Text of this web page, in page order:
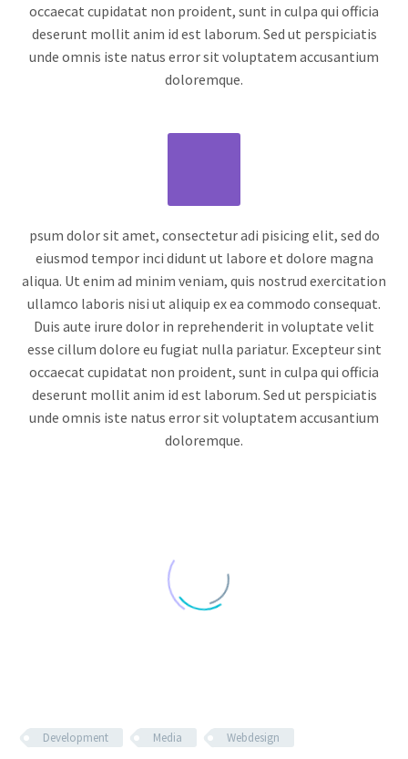
occaecat cupidatat non proident, sunt in culpa qui officia
deserunt mollit anim id est laborum. Sed ut perspiciatis
unde omnis iste natus error sit voluptatem accusantium
doloremque.
psum dolor sit amet, consectetur adi pisicing elit, sed do
eiusmod tempor inci didunt ut labore et dolore magna
aliqua. Ut enim ad minim veniam, quis nostrud exercitation
ullamco laboris nisi ut aliquip ex ea commodo consequat.
Duis aute irure dolor in reprehenderit in voluptate velit
esse cillum dolore eu fugiat nulla pariatur. Excepteur sint
occaecat cupidatat non proident, sunt in culpa qui officia
deserunt mollit anim id est laborum. Sed ut perspiciatis
unde omnis iste natus error sit voluptatem accusantium
doloremque.
Development Media Webdesign